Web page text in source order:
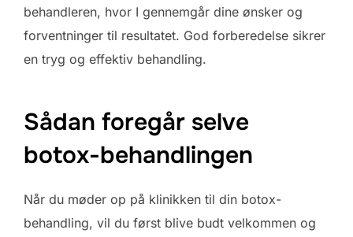
behandleren, hvor I gennemgår dine ønsker og
forventninger til resultatet. God forberedelse sikrer
en tryg og effektiv behandling.
Sådan foregår selve
botox-behandlingen
Når du møder op på klinikken til din botox-
behandling, vil du først blive budt velkommen og